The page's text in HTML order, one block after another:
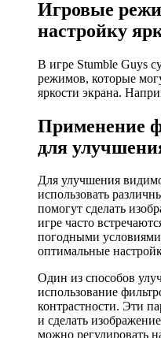
Игровые
настройку
В игре Stumble Guys
режимов, которые
яркости экрана.
Применение
для
Для улучшения
использовать
помогут сделать
игре часто
погодными
оптимальные
Один из способов
использование
контрастности. Эти
и сделать
можно регулировать